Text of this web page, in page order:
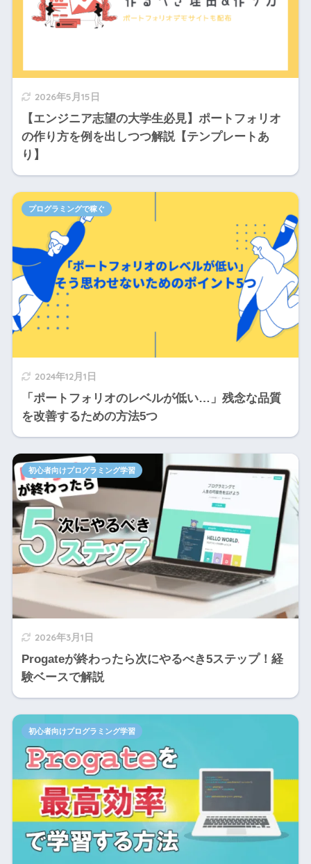
2026年5月15日
【エンジニア志望の大学生必見】ポートフォリオ
の作り方を例を出しつつ解説【テンプレートあ
り】
2024年12月1日
「ポートフォリオのレベルが低い…」残念な品質
を改善するための方法5つ
プログラミングで稼ぐ
2026年3月1日
Progateが終わったら次にやるべき5ステップ！経
験ベースで解説
初心者向けプログラミング学習
初心者向けプログラミング学習